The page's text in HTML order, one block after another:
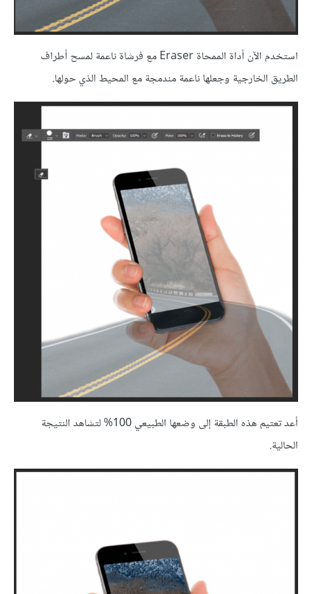
استخدم الآن أداة الممحاة Eraser مع فرشاة ناعمة لمسح أطراف
الطريق الخارجية وجعلها ناعمة مندمجة مع المحيط الذي حولها.
أعد تعتيم هذه الطبقة إلى وضعها الطبيعي 100% لتشاهد النتيجة
الحالية.